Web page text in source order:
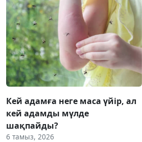
Кей адамға неге маса үйір, ал
кей адамды мүлде
шақпайды?
6 тамыз, 2026